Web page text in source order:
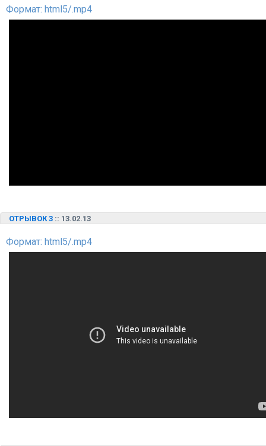
Формат: html5/.mp4
ОТРЫВОК 3 :: 13.02.13
Формат: html5/.mp4